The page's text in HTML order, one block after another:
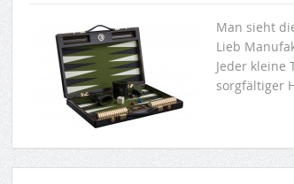
Man sieht
Lieb
Jeder kleine
sorgfältiger